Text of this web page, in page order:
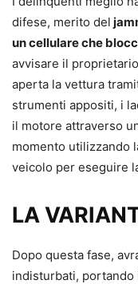
difese, merito del
un cellulare che
avvisare il
aperta la vettura
strumenti appositi, i
il motore attraverso
momento utilizzando
veicolo per eseguire
LA
Dopo questa fase,
indisturbati,